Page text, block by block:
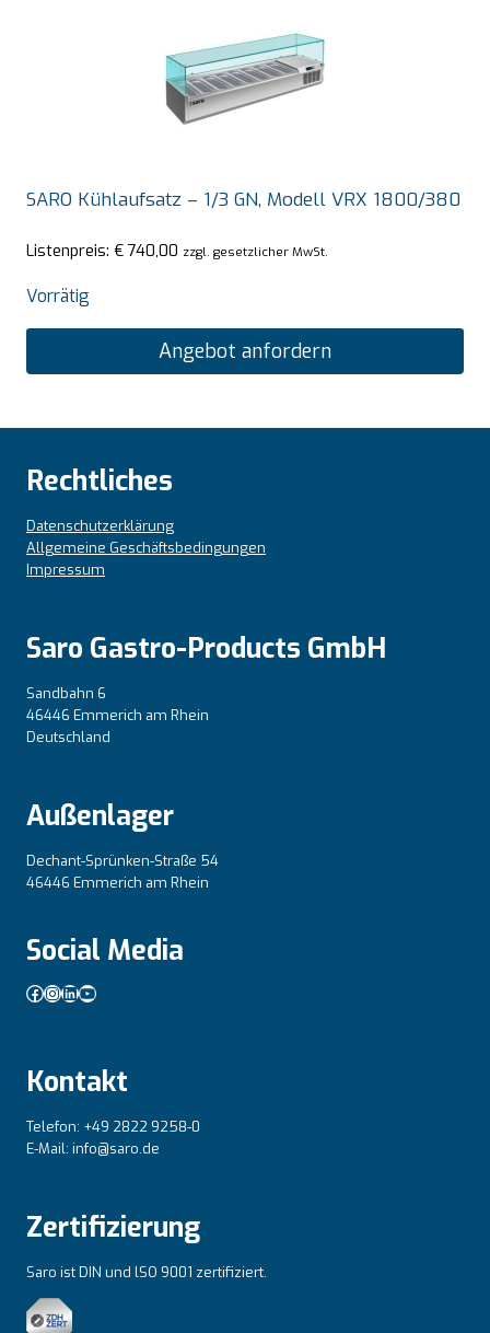
SARO Kühlaufsatz – 1/3 GN, Modell VRX 1800/380
Listenpreis: € 740,00 zzgl. gesetzlicher MwSt.
Vorrätig
Angebot anfordern
Rechtliches
Datenschutzerklärung
Allgemeine Geschäftsbedingungen
Impressum
Saro Gastro-Products GmbH
Sandbahn 6
46446 Emmerich am Rhein
Deutschland
Außenlager
Dechant-Sprünken-Straße 54
46446 Emmerich am Rhein
Social Media
Facebook
Instagram
LinkedIn
YouTube
Kontakt
Telefon: +49 2822 9258-0
E-Mail: info@saro.de
Zertifizierung
Saro ist DIN und lSO 9001 zertifiziert.